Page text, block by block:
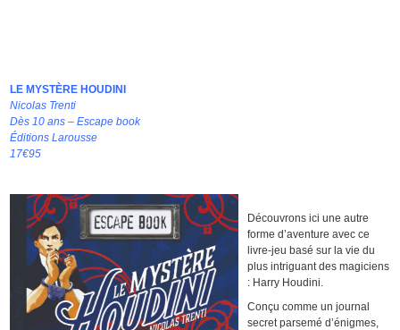
LE MYSTÈRE HOUDINI
Nicolas Trenti
Dès 10 ans – Escape book
Éditions Larousse
17€95
Découvrons ici une autre
forme d’aventure avec ce
livre-jeu basé sur la vie du
plus intriguant des magiciens
: Harry Houdini.
Conçu comme un journal
secret parsemé d’énigmes,